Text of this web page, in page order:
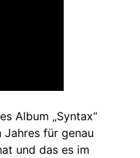
Album „Syntax“
Jahres für genau
und das es im